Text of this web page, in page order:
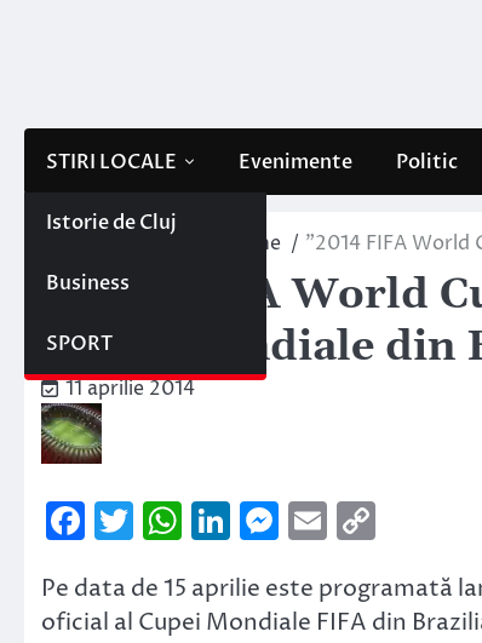
STIRI LOCALE
Istorie de Cluj
Business
SPORT
Evenimente Politic
Interne/Externe ”2014 FIFA World
”2014 FIFA World
Cupei Mondiale din
11 aprilie 2014
Facebook
Twitter
WhatsApp
LinkedIn
Messenger
Email
Pe data de 15 aprilie este programată
oficial al Cupei Mondiale FIFA din